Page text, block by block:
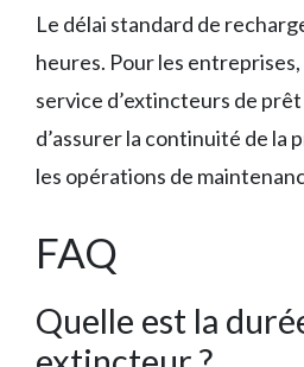
Le délai standard de
heures. Pour les
service d’extincteurs de
d’assurer la continuité de la
les opérations de
FAQ
Quelle est la